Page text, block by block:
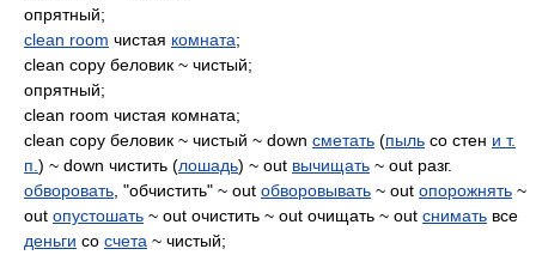
опрятный;
clean room чистая комната;
clean сору беловик ~ чистый;
опрятный;
clean room чистая комната;
clean сору беловик ~ чистый ~ down сметать (пыль со стен и т.
п. ) ~ down чистить (лошадь) ~ out вычищать ~ out разг.
обворовать , "обчистить" ~ out обворовывать ~ out опорожнять ~
out опустошать ~ out очистить ~ out очищать ~ out снимать все
деньги со счета ~ чистый;